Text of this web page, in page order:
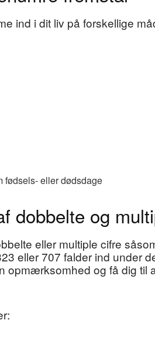
ind i dit liv på forskellige
fødsels- eller dødsdage
dobbelte og
eller multiple cifre
eller 707 falder ind under
opmærksomhed og få dig til